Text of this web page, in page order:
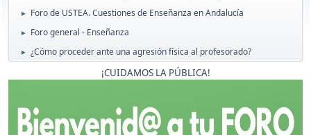
► Foro de USTEA. Cuestiones de Enseñanza en Andalucía
► Foro general - Enseñanza
► ¿Cómo proceder ante una agresión física al profesorado?
¡CUIDAMOS LA PÚBLICA!